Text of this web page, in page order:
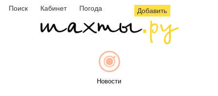
Поиск Кабинет Погода Добавить
Новости